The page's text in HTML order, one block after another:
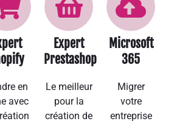
en
avec
Expert
Prestashop
Le meilleur
pour la
création de
Microsoft
365
Migrer
votre
entreprise